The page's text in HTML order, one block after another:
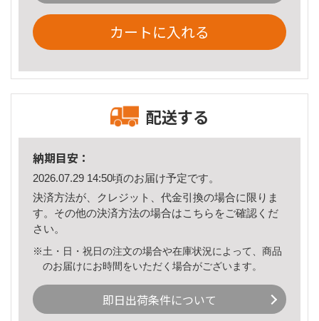
カートに入れる
配送する
納期目安：
2026.07.29 14:50頃のお届け予定です。
決済方法が、クレジット、代金引換の場合に限りま
す。その他の決済方法の場合はこちら をご確認くだ
さい。
※土・日・祝日の注文の場合や在庫状況によって、商品
のお届けにお時間をいただく場合がございます。
即日出荷条件について